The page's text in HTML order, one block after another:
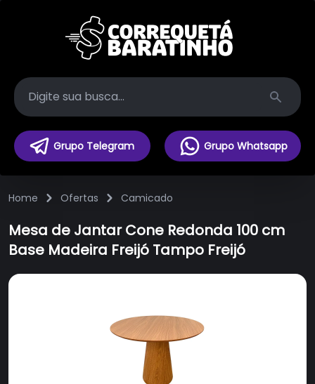
Search
Grupo Telegram Grupo Whatsapp
Home Ofertas Camicado
Mesa de Jantar Cone Redonda 100 cm
Base Madeira Freijó Tampo Freijó